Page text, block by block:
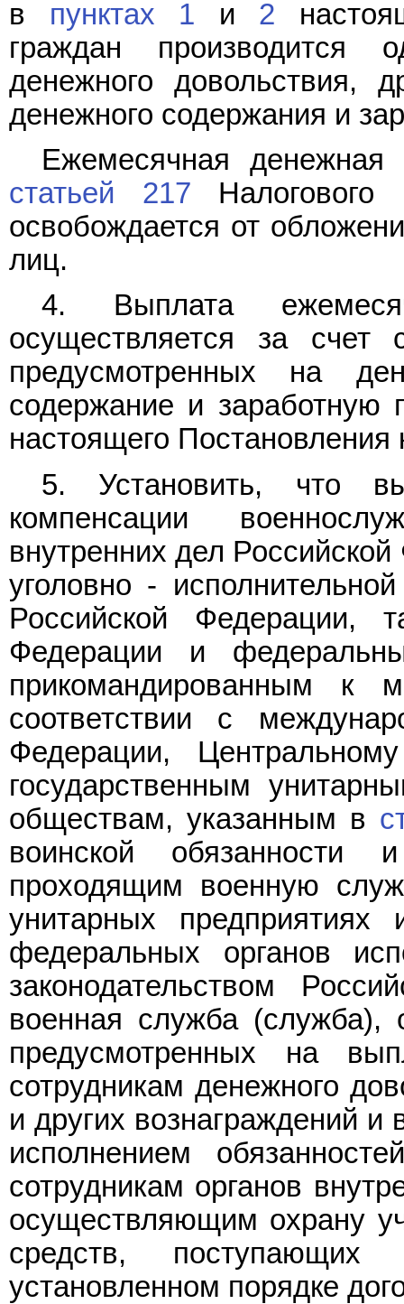
в пунктах 1 и 2
граждан
денежного довольствия,
денежного содержания и
Ежемесячная денежная
статьей 217 Налогового
освобождается от
лиц.
4. Выплата
осуществляется за счет
предусмотренных на
содержание и
настоящего Постановления
5. Установить, что
компенсации
внутренних дел
уголовно -
Российской Федерации,
Федерации и
прикомандированным к
соответствии с
Федерации,
государственным
обществам, указанным в
воинской
проходящим военную
унитарных предприятиях
федеральных органов
законодательством
военная служба (служба),
предусмотренных на
сотрудникам денежного
и других вознаграждений
исполнением
сотрудникам органов
осуществляющим охрану
средств,
установленном порядке